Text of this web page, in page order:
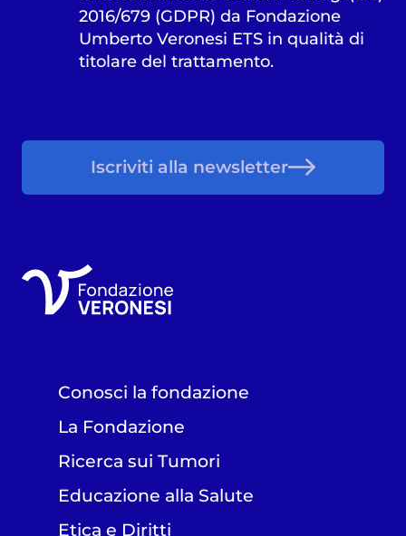
2016/679 (GDPR) da Fondazione
Umberto Veronesi ETS in qualità di
titolare del trattamento.
Iscriviti alla newsletter
Conosci la fondazione
La Fondazione
Ricerca sui Tumori
Educazione alla Salute
Etica e Diritti